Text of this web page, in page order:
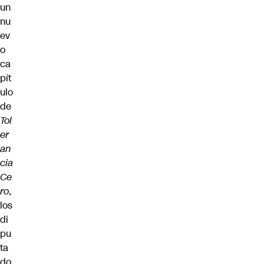
un
nu
ev
o
ca
pít
ulo
de
Tol
er
an
cia
Ce
ro,
los
di
pu
ta